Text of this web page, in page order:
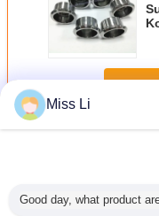
LebihKomponen
Miss Li
Good day, what product